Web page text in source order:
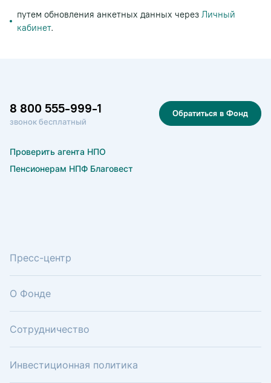
путем обновления анкетных данных через Личный
кабинет.
8 800 555-999-1
звонок бесплатный
Обратиться в Фонд
Проверить агента НПО
Пенсионерам НПФ Благовест
Пресс-центр
О Фонде
Сотрудничество
Инвестиционная политика